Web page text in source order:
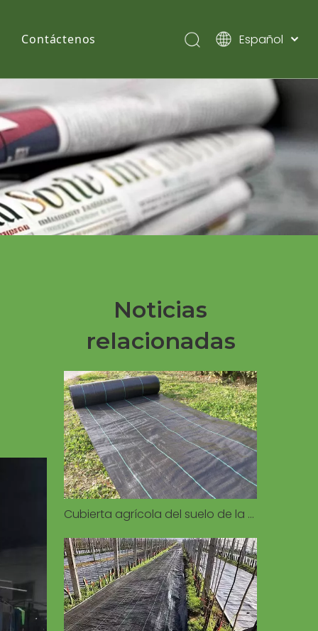
Contáctenos
Español
Pусский
Noticias
relacionadas
Cubierta agrícola del suelo de la estera de la mala hierba para la cubierta del suelo del control de la agricultura del jardín del invernadero